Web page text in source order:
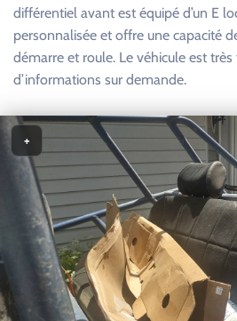
différentiel avant est équipé d’un E
personnalisée et offre une capacité
démarre et roule. Le véhicule est très
d’informations sur demande.
+